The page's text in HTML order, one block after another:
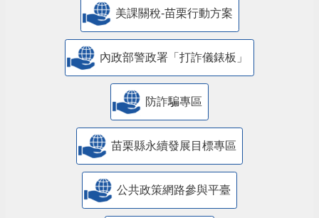
美課關稅-苗栗行動方案
內政部警政署「打詐儀錶板」
防詐騙專區
苗栗縣永續發展目標專區
公共政策網路參與平臺